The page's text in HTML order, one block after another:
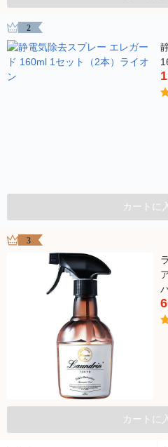
2
カートに
3
カートに